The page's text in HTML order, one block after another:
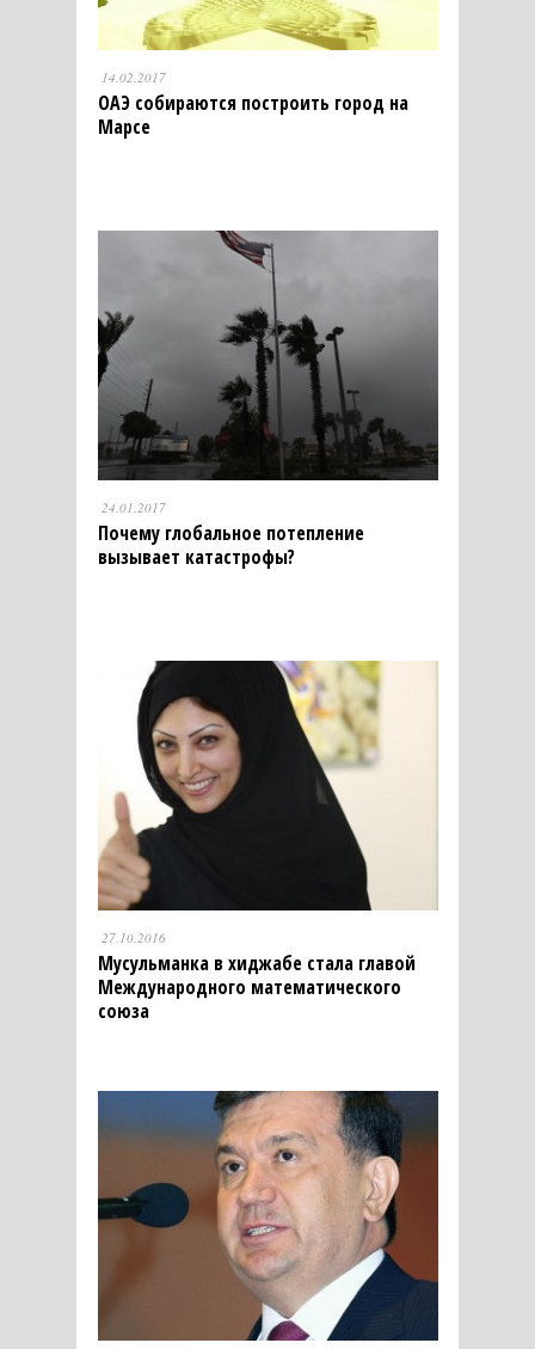
14.02.2017
ОАЭ собираются построить город на
Марсе
24.01.2017
Почему глобальное потепление
вызывает катастрофы?
27.10.2016
Мусульманка в хиджабе стала главой
Международного математического
союза